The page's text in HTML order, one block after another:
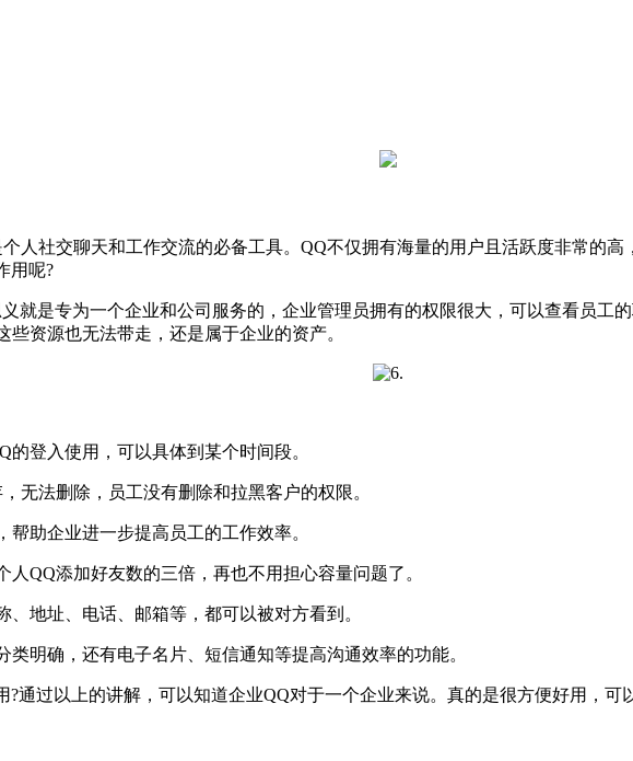
社交聊天和工作交流的必备工具。QQ不仅拥有海量的用户且活跃度非常的高
用呢?
是专为一个企业和公司服务的，企业管理员拥有的权限很大，可以查看员工
资源也无法带走，还是属于企业的资产。
登入使用，可以具体到某个时间段。
法删除，员工没有删除和拉黑客户的权限。
助企业进一步提高员工的工作效率。
QQ添加好友数的三倍，再也不用担心容量问题了。
地址、电话、邮箱等，都可以被对方看到。
明确，还有电子名片、短信通知等提高沟通效率的功能。
过以上的讲解，可以知道企业QQ对于一个企业来说。真的是很方便好用，可